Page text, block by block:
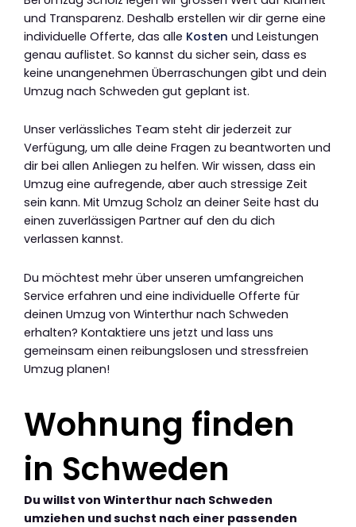
und Transparenz. Deshalb erstellen wir dir gerne eine
individuelle Offerte, das alle Kosten und Leistungen
genau auflistet. So kannst du sicher sein, dass es
keine unangenehmen Überraschungen gibt und dein
Umzug nach Schweden gut geplant ist.
Unser verlässliches Team steht dir jederzeit zur
Verfügung, um alle deine Fragen zu beantworten und
dir bei allen Anliegen zu helfen. Wir wissen, dass ein
Umzug eine aufregende, aber auch stressige Zeit
sein kann. Mit Umzug Scholz an deiner Seite hast du
einen zuverlässigen Partner auf den du dich
verlassen kannst.
Du möchtest mehr über unseren umfangreichen
Service erfahren und eine individuelle Offerte für
deinen Umzug von Winterthur nach Schweden
erhalten? Kontaktiere uns jetzt und lass uns
gemeinsam einen reibungslosen und stressfreien
Umzug planen!
Wohnung finden
in Schweden
Du willst von Winterthur nach Schweden
umziehen und suchst nach einer passenden